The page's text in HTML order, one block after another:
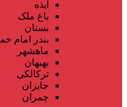
ایذه
باغ ملک
بستان
بندر امام
ماهشهر
بهبهان
ترکالکی
جایزان
چمران